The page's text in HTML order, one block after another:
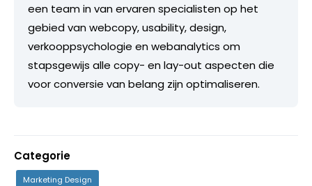
een team in van ervaren specialisten op het
gebied van webcopy, usability, design,
verkooppsychologie en webanalytics om
stapsgewijs alle copy- en lay-out aspecten die
voor conversie van belang zijn optimaliseren.
Categorie
Marketing Design